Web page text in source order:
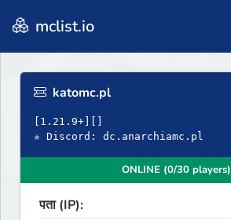
mclist.io
katomc.pl
[1.21.9+][]
✯ Discord: dc.anarchiamc.pl
ONLINE (0/30 players)
पता (IP):